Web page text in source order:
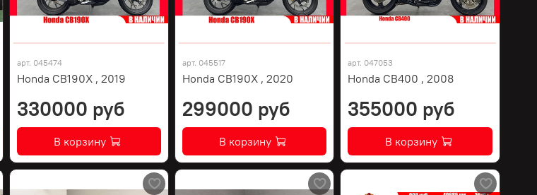
арт. 045474
Honda CB190X , 2019
330000 руб
В корзину
арт. 045517
Honda CB190X , 2020
299000 руб
В корзину
арт. 047053
Honda CB400 , 2008
355000 руб
В корзину